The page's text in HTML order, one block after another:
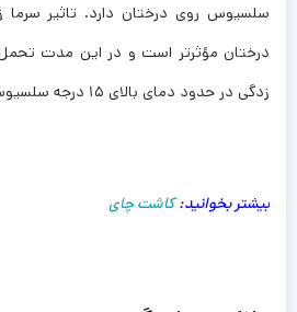
سلسیوس روی درختان دارد. تاثیر سرما
درختان مؤثرتر است و در این مدت تحمل
زدگی در حدود دمای بالای ۱۵ درجه سلسیوس است.
بیشتر بخوانید:کاشت چای